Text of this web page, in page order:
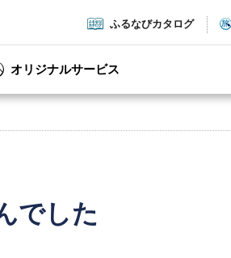
ふるなびカタログ
オリジナルサービス
でした